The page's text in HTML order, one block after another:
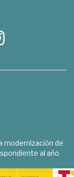
modernización de
al año